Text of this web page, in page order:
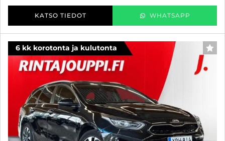
KATSO TIEDOT WHATSAPP
6 kk korotonta ja kulutonta